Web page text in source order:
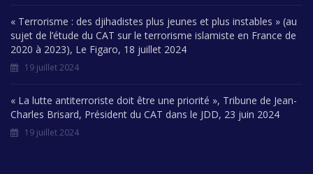
« Terrorisme : des djihadistes plus jeunes et plus instables » (au
sujet de l’étude du CAT sur le terrorisme islamiste en France de
2020 à 2023), Le Figaro, 18 juillet 2024
19 juillet 2024
« La lutte antiterroriste doit être une priorité », Tribune de Jean-
Charles Brisard, Président du CAT dans le JDD, 23 juin 2024
19 juillet 2024